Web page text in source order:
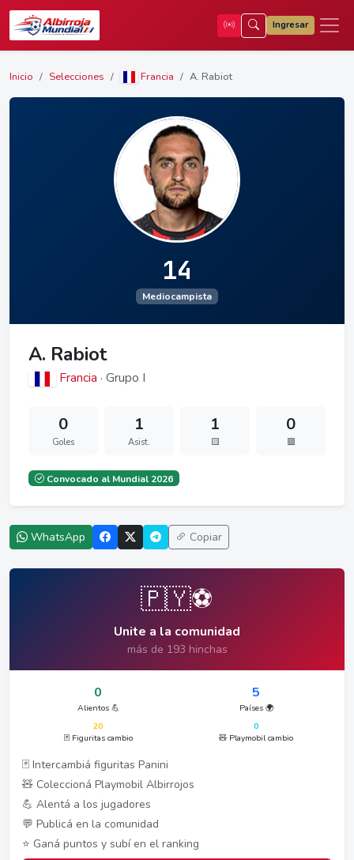
Ingresar
Inicio Selecciones Francia A. Rabiot
14
Mediocampista
A. Rabiot
Francia · Grupo I
0
Goles
1
Asist.
1
🟨
0
🟥
Convocado al Mundial 2026
WhatsApp Copiar
🇵🇾⚽
Unite a la comunidad
más de 193 hinchas
0
Alientos 💪
5
Países 🌍
20
🃏 Figuritas cambio
0
🧸 Playmobil cambio
🃏 Intercambiá figuritas Panini
🧸 Coleccioná Playmobil Albirrojos
💪 Alentá a los jugadores
💬 Publicá en la comunidad
⭐ Ganá puntos y subí en el ranking